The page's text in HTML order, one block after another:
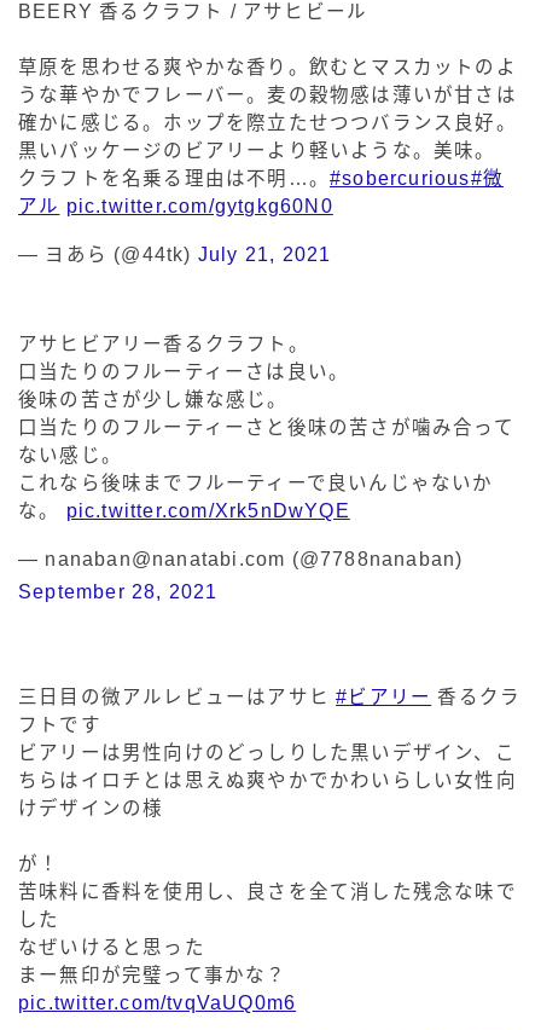
BEERY 香るクラフト / アサヒビール
草原を思わせる爽やかな香り。飲むとマスカットのよ
うな華やかでフレーバー。麦の穀物感は薄いが甘さは
確かに感じる。ホップを際立たせつつバランス良好。
黒いパッケージのビアリーより軽いような。美味。
クラフトを名乗る理由は不明…。 #sobercurious#微
アル pic.twitter.com/gytgkg60N0
— ヨあら (@44tk) July 21, 2021
アサヒビアリー香るクラフト。
口当たりのフルーティーさは良い。
後味の苦さが少し嫌な感じ。
口当たりのフルーティーさと後味の苦さが噛み合って
ない感じ。
これなら後味までフルーティーで良いんじゃないか
な。 pic.twitter.com/Xrk5nDwYQE
— nanaban@nanatabi.com (@7788nanaban)
September 28, 2021
三日目の微アルレビューはアサヒ#ビアリー 香るクラ
フトです
ビアリーは男性向けのどっしりした黒いデザイン、こ
ちらはイロチとは思えぬ爽やかでかわいらしい女性向
けデザインの様
が！
苦味料に香料を使用し、良さを全て消した残念な味で
した
なぜいけると思った
まー無印が完璧って事かな？
pic.twitter.com/tvqVaUQ0m6